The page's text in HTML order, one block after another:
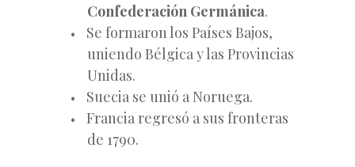
Confederación Germánica.
Se formaron los Países Bajos,
uniendo Bélgica y las Provincias
Unidas.
Suecia se unió a Noruega.
Francia regresó a sus fronteras
de 1790.